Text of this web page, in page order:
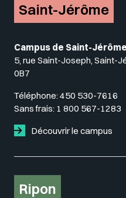
Saint-Jérôme
Campus de Saint-Jérôme
5, rue Saint-Joseph, Saint-
0B7
Téléphone: 450 530-7616
Sans frais: 1 800 567-1283
Découvrir le campus
Ripon